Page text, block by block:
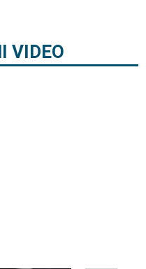
VIDEO